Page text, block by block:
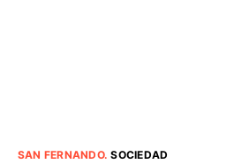
SAN FERNANDO.SOCIEDAD